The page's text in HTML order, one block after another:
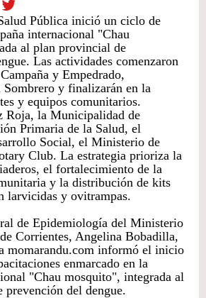
Pública inició un ciclo de
internacional "Chau
al plan provincial de
Las actividades comenzaron
y Empedrado,
y finalizarán en la
y equipos comunitarios.
Roja, la Municipalidad de
Primaria de la Salud, el
Social, el Ministerio de
Club. La estrategia prioriza la
el fortalecimiento de la
y la distribución de kits
larvicidas y ovitrampas.
de Epidemiología del Ministerio
Corrientes, Angelina Bobadilla,
momarandu.com informó el inicio
enmarcado en la
"Chau mosquito", integrada al
del dengue.